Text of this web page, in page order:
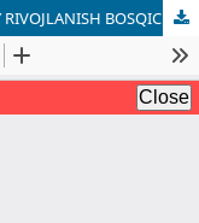
ALIMENT MAJBURIYATLARINING TARIXIY RIVOJLANISH BOSQICHLARI